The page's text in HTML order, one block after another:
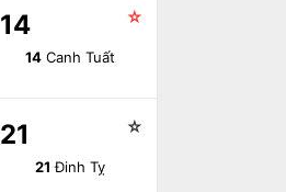
14 ☆
14 Canh Tuất
21 ☆
21 Đinh Tỵ